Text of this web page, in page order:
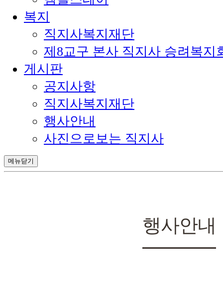
복지
직지사복지재단
제8교구 본사 직지사 승려복지
게시판
공지사항
직지사복지재단
행사안내
사진으로보는 직지사
메뉴닫기
행사안내